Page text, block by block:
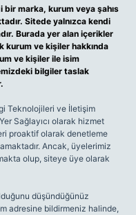
marka, kurum veya şahıs
Sitede yalnızca kendi
Burada yer alan içerikler
kurum ve kişiler hakkında
ve kişiler ile isim
bilgiler taslak
Teknolojileri ve İletişim
Sağlayıcı olarak hizmet
proaktif olarak denetleme
Ancak, üyelerimiz
olup, siteye üye olarak
düşündüğünüz
adresine bildirmeniz halinde,